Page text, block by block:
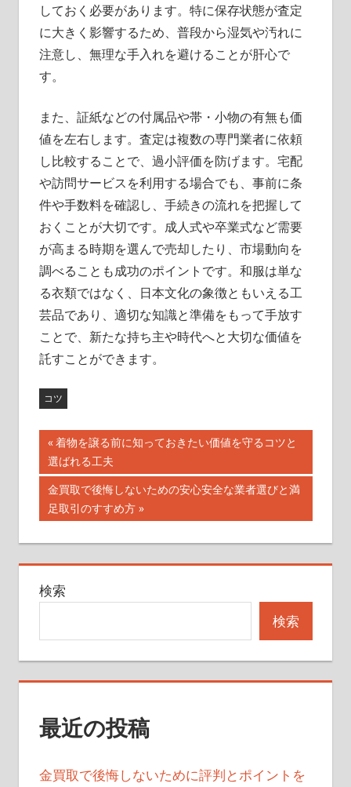
しておく必要があります。特に保存状態が査定
に大きく影響するため、普段から湿気や汚れに
注意し、無理な手入れを避けることが肝心で
す。
また、証紙などの付属品や帯・小物の有無も価
値を左右します。査定は複数の専門業者に依頼
し比較することで、過小評価を防げます。宅配
や訪問サービスを利用する場合でも、事前に条
件や手数料を確認し、手続きの流れを把握して
おくことが大切です。成人式や卒業式など需要
が高まる時期を選んで売却したり、市場動向を
調べることも成功のポイントです。和服は単な
る衣類ではなく、日本文化の象徴ともいえる工
芸品であり、適切な知識と準備をもって手放す
ことで、新たな持ち主や時代へと大切な価値を
託すことができます。
コツ
投
稿
ナ
ビ
ゲ
ー
ョ
ン
前
の
記
事:
着物を譲る前に知っておきたい価値を守るコツと
選ばれる工夫
次
の
記
事:
金買取で後悔しないための安心安全な業者選びと満
足取引のすすめ方
検索
検索
最近の投稿
金買取で後悔しないために評判とポイントを